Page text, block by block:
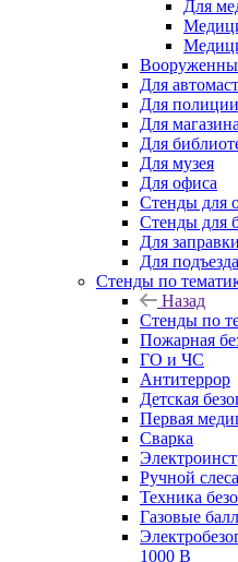
Для
Для
Для полиции
Для магазина
Для
Для музея
Для офиса
Стенды для
Стенды для
Для заправки
Для подъезда
Стенды по
Назад
Стенды по
Пожарная
ГО и ЧС
Антитеррор
Детская
Первая
Сварка
Ручной
Техника
Газовые
1000 В